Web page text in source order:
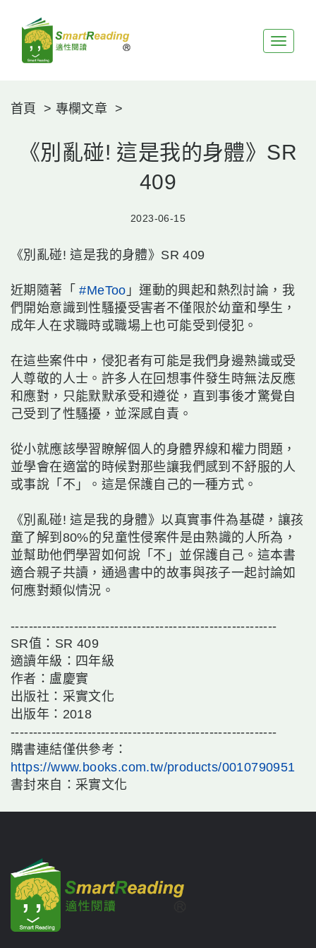
展
首頁 專欄文章
《別亂碰! 這是我的身體》SR
409
2023-06-15
《別亂碰! 這是我的身體》SR 409
近期隨著「 #MeToo 」運動的興起和熱烈討論，我
們開始意識到性騷擾受害者不僅限於幼童和學生，
成年人在求職時或職場上也可能受到侵犯。
在這些案件中，侵犯者有可能是我們身邊熟識或受
人尊敬的人士。許多人在回想事件發生時無法反應
和應對，只能默默承受和遵從，直到事後才驚覺自
己受到了性騷擾，並深感自責。
從小就應該學習瞭解個人的身體界線和權力問題，
並學會在適當的時候對那些讓我們感到不舒服的人
或事說「不」。這是保護自己的一種方式。
《別亂碰! 這是我的身體》以真實事件為基礎，讓孩
童了解到80%的兒童性侵案件是由熟識的人所為，
並幫助他們學習如何說「不」並保護自己。這本書
適合親子共讀，通過書中的故事與孩子一起討論如
何應對類似情況。
-----------------------------------------------------------
SR值：SR 409
適讀年級：四年級
作者：盧慶實
出版社：采實文化
出版年：2018
-----------------------------------------------------------
購書連結僅供參考：
https://www.books.com.tw/products/0010790951
書封來自：采實文化